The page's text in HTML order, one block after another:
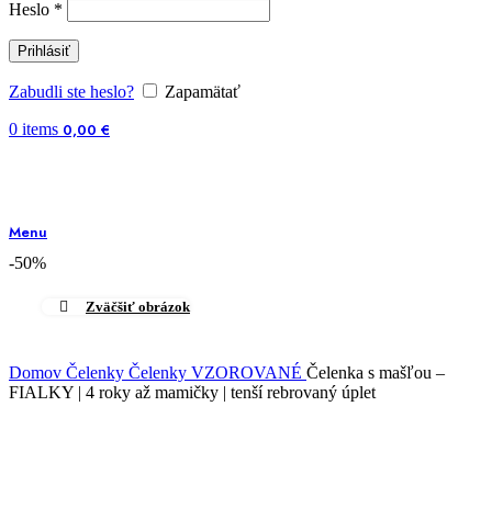
Heslo *
Prihlásiť
Zabudli ste heslo?
Zapamätať
0 items 0,00 €
Menu
-50%
Zväčšiť obrázok
Domov Čelenky Čelenky VZOROVANÉ Čelenka s mašľou –
FIALKY | 4 roky až mamičky | tenší rebrovaný úplet